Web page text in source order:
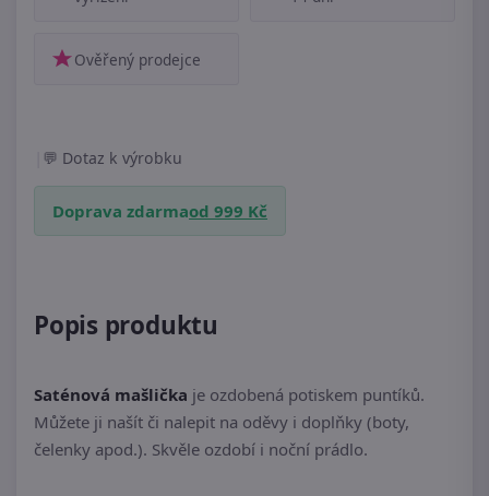
Ověřený prodejce
Dotaz k výrobku
Doprava zdarmaod 999 Kč
Popis produktu
Saténová mašlička je ozdobená potiskem puntíků.
Můžete ji našít či nalepit na oděvy i doplňky (boty,
čelenky apod.). Skvěle ozdobí i noční prádlo.